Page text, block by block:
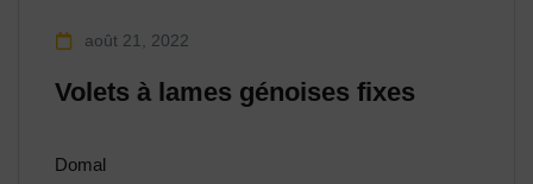
août 21, 2022
Volets à lames génoises fixes
Domal